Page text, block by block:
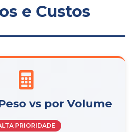
e Custos
vs por Volume
PRIORIDADE